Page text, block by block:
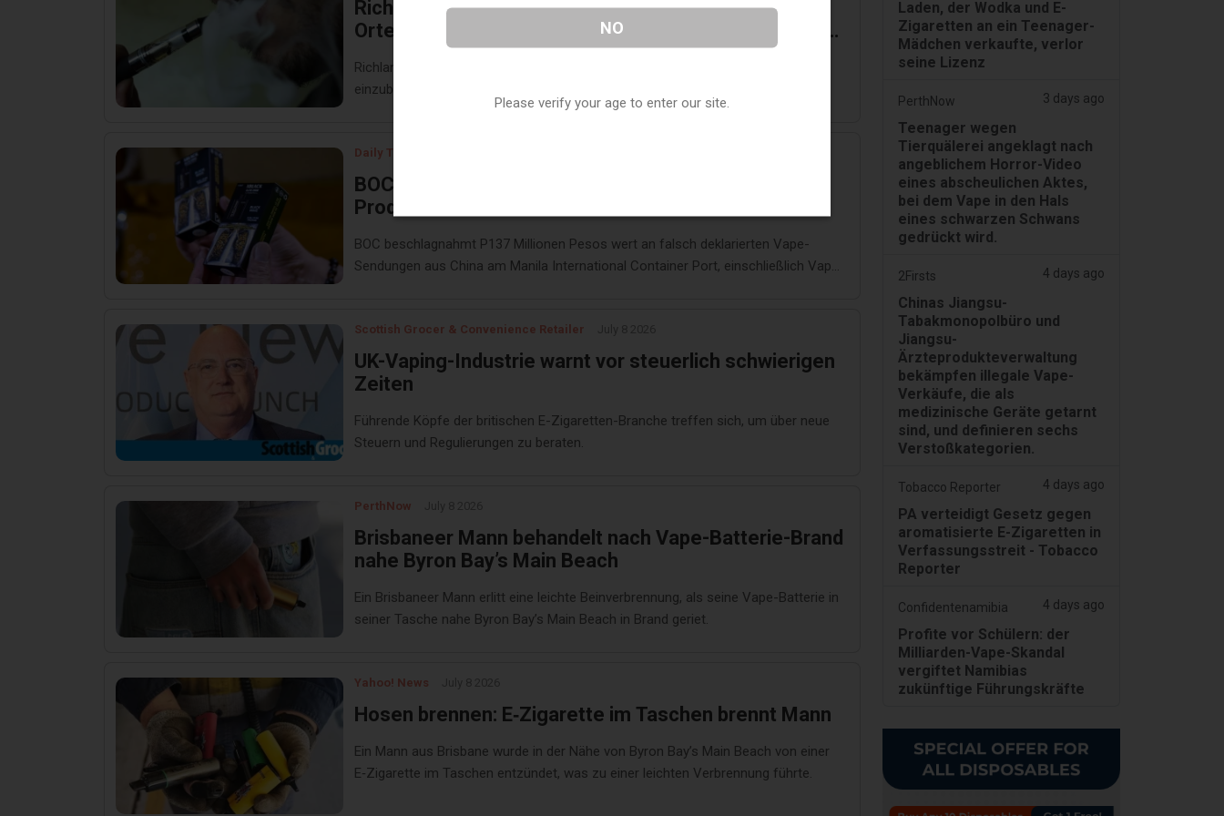
Richland County plant, das Dampfen an bestimmten
Orten zu beschränken. Weitere Vorschriften könnten
Richland County aktualisiert seine rauchfreie Verordnung, um Dampfen
einzubeziehen, wobei weitere Regelungen für Vape-Shops möglich sind.
Daily Tribune
BOC beschlagnahmt P137-M geschmuggelte Vape-
Produkte
BOC beschlagnahmt P137 Millionen Pesos wert an falsch deklarierten Vape-
Sendungen aus China am Manila International Container Port, einschließlich Vape-
Scottish Grocer & Convenience Retailer
UK-Vaping-Industrie warnt vor steuerlich schwierigen
Zeiten
Führende Köpfe der britischen E-Zigaretten-Branche treffen sich, um über neue
Steuern und Regulierungen zu beraten.
PerthNow
Brisbaneer Mann behandelt nach Vape-Batterie-Brand
nahe Byron Bay’s Main Beach
Ein Brisbaneer Mann erlitt eine leichte Beinverbrennung, als seine Vape-Batterie in
seiner Tasche nahe Byron Bay’s Main Beach in Brand geriet.
Yahoo! News
Hosen brennen: E‑Zigarette im Taschen brennt Mann
Ein Mann aus Brisbane wurde in der Nähe von Byron Bay’s Main Beach von einer
E‑Zigarette im Taschen entzündet, was zu einer leichten Verbrennung führte.
Laden, der Wodka und E-
Zigaretten an ein Teenager-
Mädchen verkaufte, verlor
seine Lizenz
PerthNow 3 days ago
Teenager wegen
Tierquälerei angeklagt nach
angeblichem Horror-Video
eines abscheulichen Aktes,
bei dem Vape in den Hals
eines schwarzen Schwans
gedrückt wird.
2Firsts 4 days ago
Chinas Jiangsu-
Tabakmonopolbüro und
Jiangsu-
Ärzteprodukteverwaltung
bekämpfen illegale Vape-
Verkäufe, die als
medizinische Geräte getarnt
sind, und definieren sechs
Verstoßkategorien.
Tobacco Reporter 4 days ago
PA verteidigt Gesetz gegen
aromatisierte E-Zigaretten in
Verfassungsstreit - Tobacco
Reporter
Confidentenamibia 4 days ago
Profite vor Schülern: der
Milliarden-Vape-Skandal
vergiftet Namibias
zukünftige Führungskräfte
NO
Please verify your age to enter our site.